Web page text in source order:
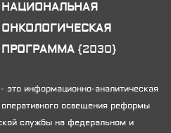
НАЦИОНАЛЬНАЯ
ОНКОЛОГИЧЕСКАЯ
ПРОГРАММА {2030}
информационно-аналитическая
освещения реформы
службы на федеральном и